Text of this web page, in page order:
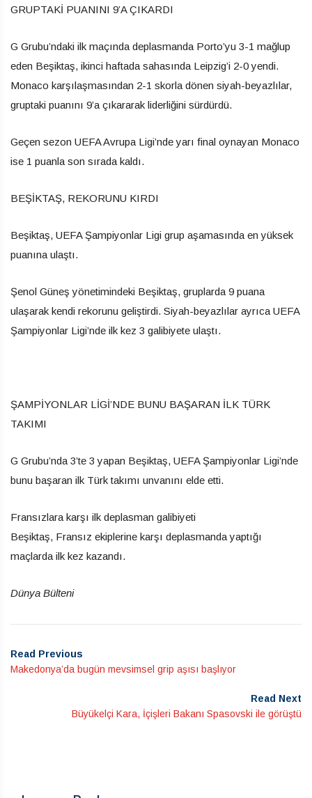
GRUPTAKİ PUANINI 9’A ÇIKARDI
G Grubu’ndaki ilk maçında deplasmanda Porto’yu 3-1 mağlup
eden Beşiktaş, ikinci haftada sahasında Leipzig’i 2-0 yendi.
Monaco karşılaşmasından 2-1 skorla dönen siyah-beyazlılar,
gruptaki puanını 9’a çıkararak liderliğini sürdürdü.
Geçen sezon UEFA Avrupa Ligi’nde yarı final oynayan Monaco
ise 1 puanla son sırada kaldı.
BEŞİKTAŞ, REKORUNU KIRDI
Beşiktaş, UEFA Şampiyonlar Ligi grup aşamasında en yüksek
puanına ulaştı.
Şenol Güneş yönetimindeki Beşiktaş, gruplarda 9 puana
ulaşarak kendi rekorunu geliştirdi. Siyah-beyazlılar ayrıca UEFA
Şampiyonlar Ligi’nde ilk kez 3 galibiyete ulaştı.
ŞAMPİYONLAR LİGİ’NDE BUNU BAŞARAN İLK TÜRK
TAKIMI
G Grubu’nda 3’te 3 yapan Beşiktaş, UEFA Şampiyonlar Ligi’nde
bunu başaran ilk Türk takımı unvanını elde etti.
Fransızlara karşı ilk deplasman galibiyeti
Beşiktaş, Fransız ekiplerine karşı deplasmanda yaptığı
maçlarda ilk kez kazandı.
Dünya Bülteni
Read Previous
Makedonya’da bugün mevsimsel grip aşısı başlıyor
Read Next
Büyükelçi Kara, İçişleri Bakanı Spasovski ile görüştü